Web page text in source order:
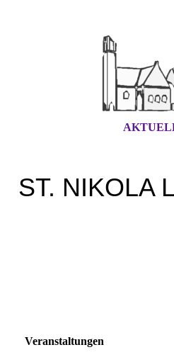
ST. NIKOLA
Veranstaltungen